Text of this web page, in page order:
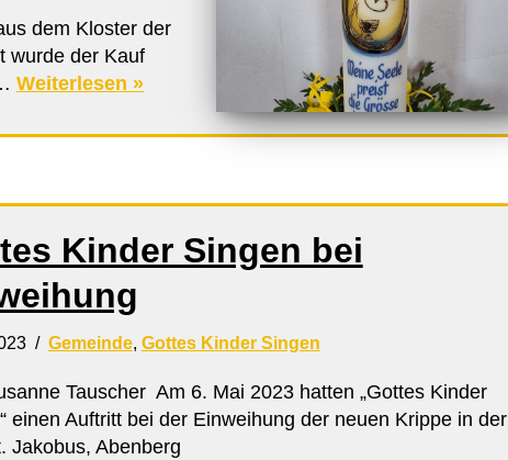
dem Kloster der
wurde der Kauf
Weiterlesen »
Kinder Singen bei
Gemeinde, Gottes Kinder Singen
Tauscher Am 6. Mai 2023 hatten „Gottes Kinder
einen Auftritt bei der Einweihung der neuen Krippe in der
Jakobus, Abenberg